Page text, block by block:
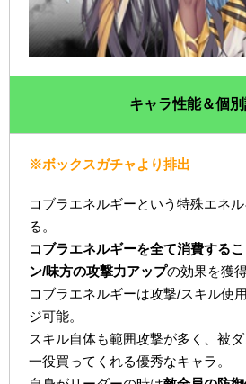
キャラ性能＆個
※ボックスガチャより排出
コブラエネルギーという特殊エネ
る。
コブラエネルギーを全て消費する
ン/味方の攻撃力アップの効果を獲得
コブラエネルギーは攻撃/スキル使
ジ可能。
スキル自体も範囲攻撃が多く、被
一役買ってくれる優秀なキャラ。